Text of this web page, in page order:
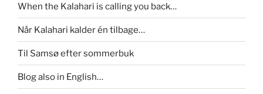
When the Kalahari is calling you back…
Når Kalahari kalder én tilbage…
Til Samsø efter sommerbuk
Blog also in English…